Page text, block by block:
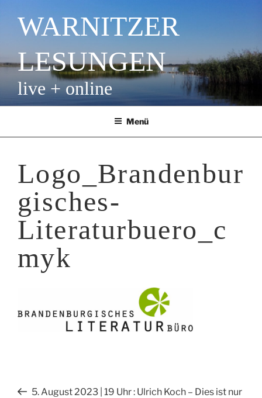
Inhalt
springenWARNITZER
LESUNGEN
live + online
Menü
Logo_Brandenbur
gisches-
Literaturbuero_c
myk
Beitragsnavigation
Vorheriger
5. August 2023 | 19 Uhr : Ulrich Koch – Dies ist nur